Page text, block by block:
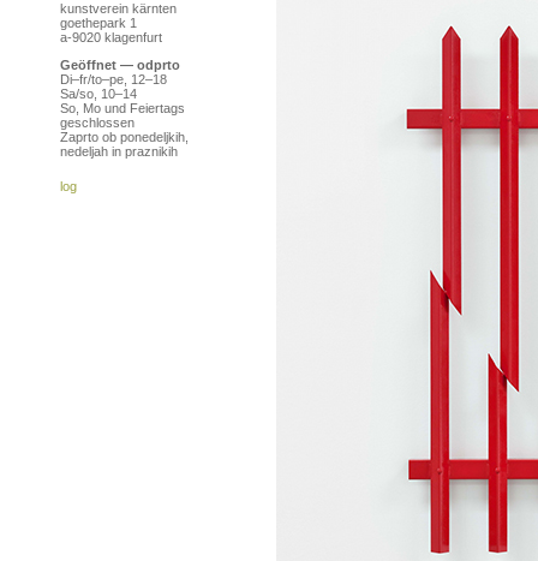
kunstverein kärnten
goethepark 1
a-9020 klagenfurt
Geöffnet — odprto
Di–fr/to–pe, 12–18
Sa/so, 10–14
So, Mo und Feiertags
geschlossen
Zaprto ob ponedeljkih,
nedeljah in praznikih
log